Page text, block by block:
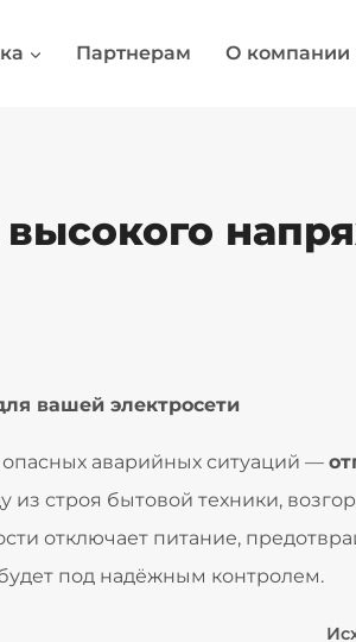
Партнерам О компании
вашей электросети
опасных аварийных ситуаций —
строя бытовой техники,
отключает питание,
под надёжным контролем.